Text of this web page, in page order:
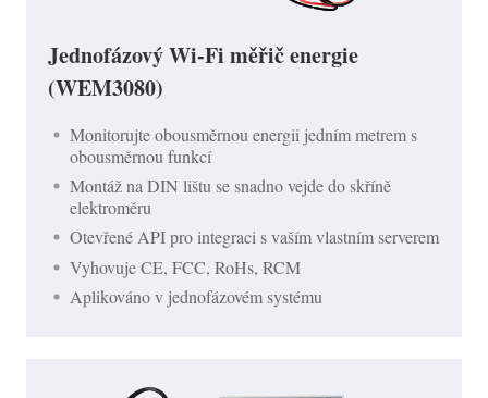
Jednofázový Wi-Fi měřič energie
(WEM3080)
Monitorujte obousměrnou energii jedním metrem s
obousměrnou funkcí
Montáž na DIN lištu se snadno vejde do skříně
elektroměru
Otevřené API pro integraci s vaším vlastním serverem
Vyhovuje CE, FCC, RoHs, RCM
Aplikováno v jednofázovém systému